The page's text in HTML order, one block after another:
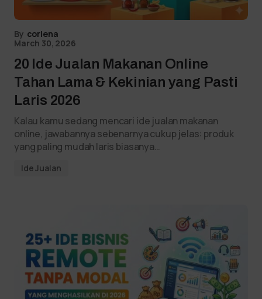
By coriena
March 30, 2026
20 Ide Jualan Makanan Online
Tahan Lama & Kekinian yang Pasti
Laris 2026
Kalau kamu sedang mencari ide jualan makanan
online, jawabannya sebenarnya cukup jelas: produk
yang paling mudah laris biasanya…
Ide Jualan